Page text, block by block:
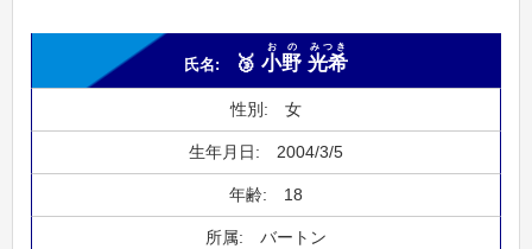
🥉 小野
おの
光希
みつき
女
2004/3/5
18
バートン